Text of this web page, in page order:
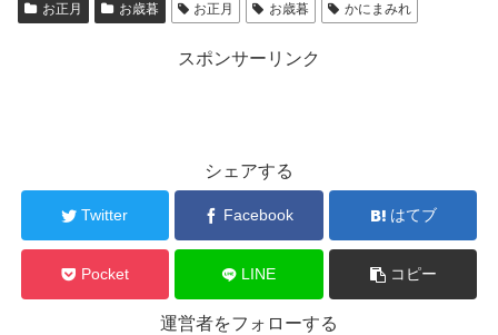
お正月 お歳暮 お正月 お歳暮 かにまみれ
スポンサーリンク
シェアする
Twitter Facebook はてブ
Pocket LINE コピー
運営者をフォローする